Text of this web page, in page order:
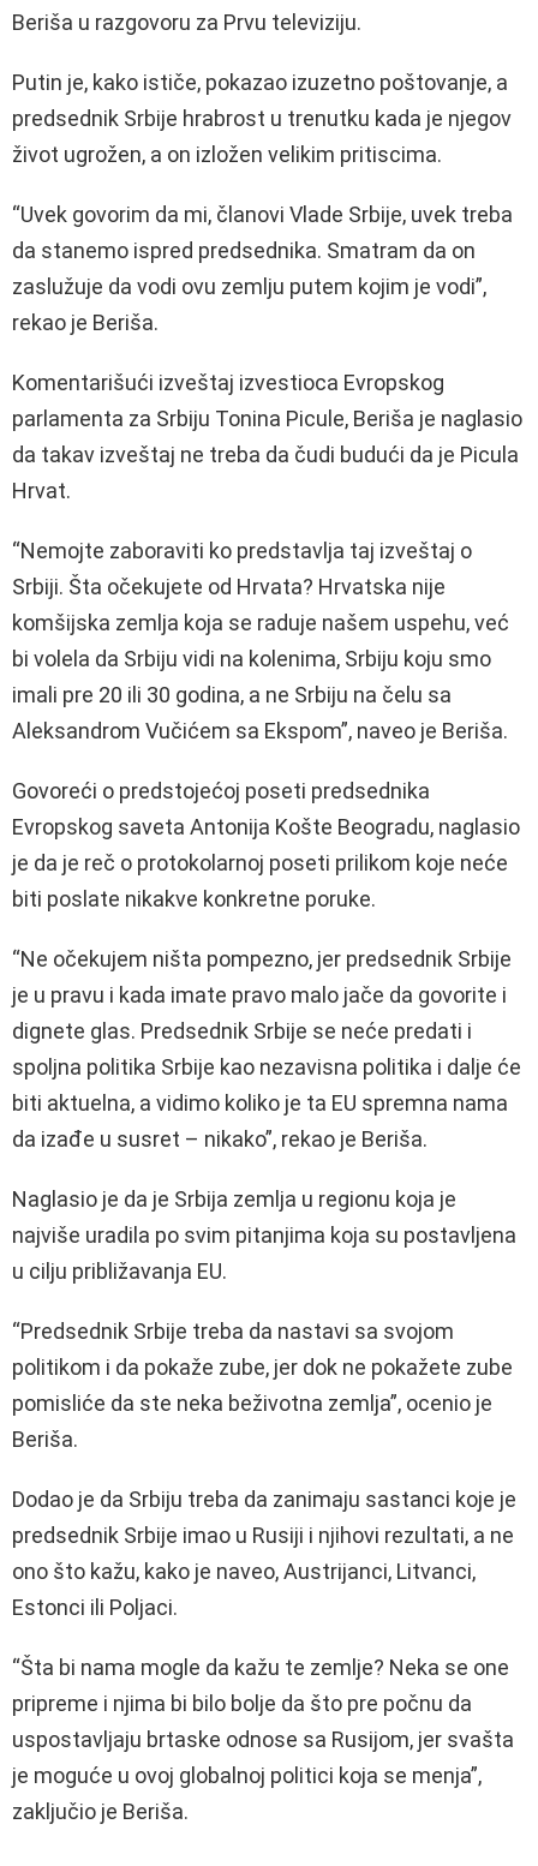
Beriša u razgovoru za Prvu televiziju.
Putin je, kako ističe, pokazao izuzetno poštovanje, a
predsednik Srbije hrabrost u trenutku kada je njegov
život ugrožen, a on izložen velikim pritiscima.
“Uvek govorim da mi, članovi Vlade Srbije, uvek treba
da stanemo ispred predsednika. Smatram da on
zaslužuje da vodi ovu zemlju putem kojim je vodi”,
rekao je Beriša.
Komentarišući izveštaj izvestioca Evropskog
parlamenta za Srbiju Tonina Picule, Beriša je naglasio
da takav izveštaj ne treba da čudi budući da je Picula
Hrvat.
“Nemojte zaboraviti ko predstavlja taj izveštaj o
Srbiji. Šta očekujete od Hrvata? Hrvatska nije
komšijska zemlja koja se raduje našem uspehu, već
bi volela da Srbiju vidi na kolenima, Srbiju koju smo
imali pre 20 ili 30 godina, a ne Srbiju na čelu sa
Aleksandrom Vučićem sa Ekspom”, naveo je Beriša.
Govoreći o predstojećoj poseti predsednika
Evropskog saveta Antonija Košte Beogradu, naglasio
je da je reč o protokolarnoj poseti prilikom koje neće
biti poslate nikakve konkretne poruke.
“Ne očekujem ništa pompezno, jer predsednik Srbije
je u pravu i kada imate pravo malo jače da govorite i
dignete glas. Predsednik Srbije se neće predati i
spoljna politika Srbije kao nezavisna politika i dalje će
biti aktuelna, a vidimo koliko je ta EU spremna nama
da izađe u susret – nikako”, rekao je Beriša.
Naglasio je da je Srbija zemlja u regionu koja je
najviše uradila po svim pitanjima koja su postavljena
u cilju približavanja EU.
“Predsednik Srbije treba da nastavi sa svojom
politikom i da pokaže zube, jer dok ne pokažete zube
pomisliće da ste neka beživotna zemlja”, ocenio je
Beriša.
Dodao je da Srbiju treba da zanimaju sastanci koje je
predsednik Srbije imao u Rusiji i njihovi rezultati, a ne
ono što kažu, kako je naveo, Austrijanci, Litvanci,
Estonci ili Poljaci.
“Šta bi nama mogle da kažu te zemlje? Neka se one
pripreme i njima bi bilo bolje da što pre počnu da
uspostavljaju brtaske odnose sa Rusijom, jer svašta
je moguće u ovoj globalnoj politici koja se menja”,
zaključio je Beriša.